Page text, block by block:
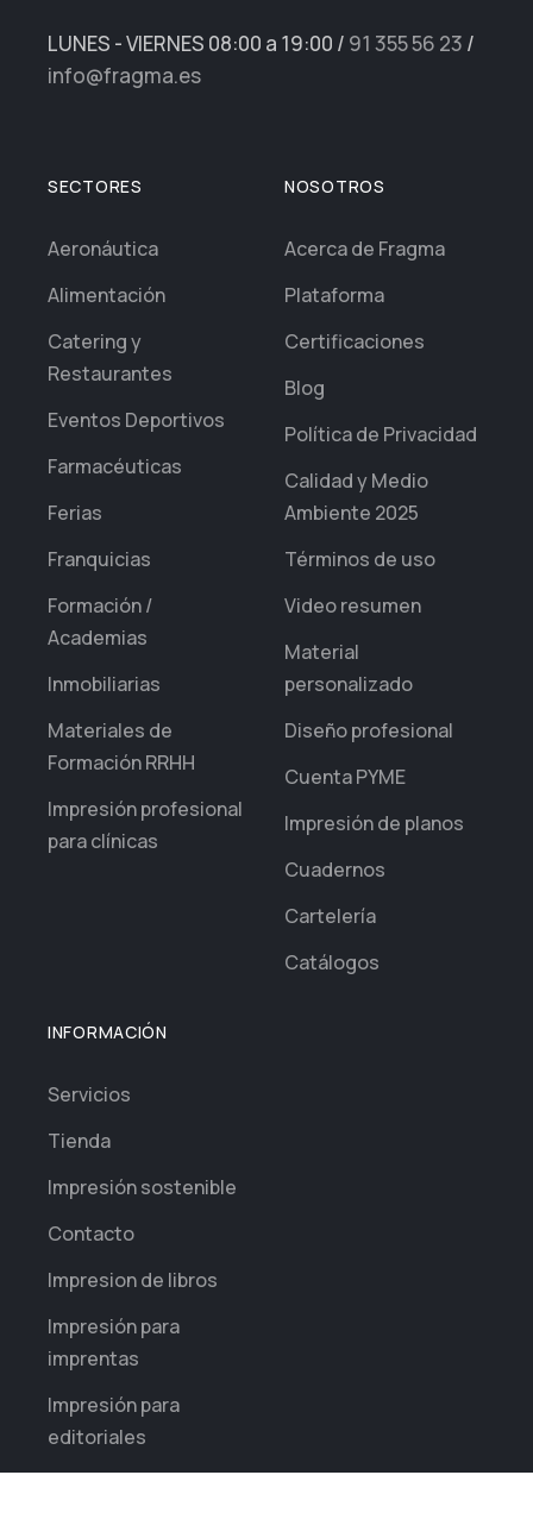
LUNES - VIERNES 08:00 a 19:00 / 91 355 56 23 /
info@fragma.es
SECTORES
Aeronáutica
Alimentación
Catering y
Restaurantes
Eventos Deportivos
Farmacéuticas
Ferias
Franquicias
Formación /
Academias
Inmobiliarias
Materiales de
Formación RRHH
Impresión profesional
para clínicas
NOSOTROS
Acerca de Fragma
Plataforma
Certificaciones
Blog
Política de Privacidad
Calidad y Medio
Ambiente 2025
Términos de uso
Video resumen
Material
personalizado
Diseño profesional
Cuenta PYME
Impresión de planos
Cuadernos
Cartelería
Catálogos
INFORMACIÓN
Servicios
Tienda
Impresión sostenible
Contacto
Impresion de libros
Impresión para
imprentas
Impresión para
editoriales